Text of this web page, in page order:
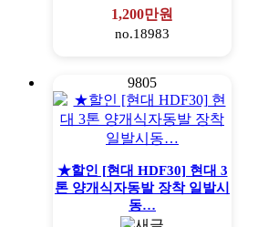
1,200만원
no.18983
9805
★할인 [현대 HDF30] 현대 3
톤 양개식자동발 장착 일발시
동…